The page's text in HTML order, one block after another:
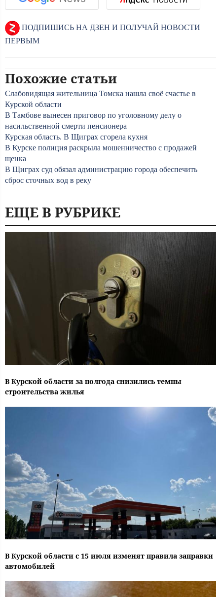
ПОДПИШИСЬ НА ДЗЕН И ПОЛУЧАЙ НОВОСТИ
ПЕРВЫМ
Похожие статьи
Слабовидящая жительница Томска нашла своё счастье в
Курской области
В Тамбове вынесен приговор по уголовному делу о
насильственной смерти пенсионера
Курская область. В Щиграх сгорела кухня
В Курске полиция раскрыла мошенничество с продажей
щенка
В Щиграх суд обязал администрацию города обеспечить
сброс сточных вод в реку
ЕЩЕ В РУБРИКЕ
В Курской области за полгода снизились темпы
строительства жилья
В Курской области с 15 июля изменят правила заправки
автомобилей